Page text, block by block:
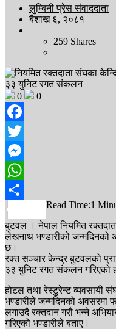
लुम्बिनी प्रेस संवाददाता
बैशाख ६, २०८१
259 Shares
0 0
Facebook
Twitter
Messenger
WhatsApp
Share
Read Time:1
बुटवल । नेपाल नियमित
लेखनाथ भण्डारीको जन्मदिनको
छ।
रक्त सञ्चार केन्द्र बुटवलको
३३ युनिट रगत संकलन गरिएको
होटल तथा रेस्टुरेन्ट ब्यवसायी
भण्डारीले जन्मदिनको अवसरमा
लगाउदै रक्तदान गरौ भन्ने
गरिएको भण्डारीले बताए।